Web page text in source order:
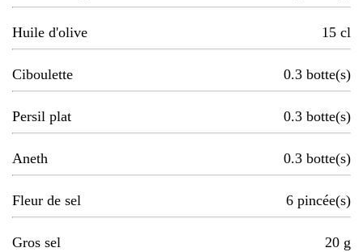
Huile d'olive 15 cl
Ciboulette 0.3 botte(s)
Persil plat 0.3 botte(s)
Aneth 0.3 botte(s)
Fleur de sel 6 pincée(s)
Gros sel 20 g